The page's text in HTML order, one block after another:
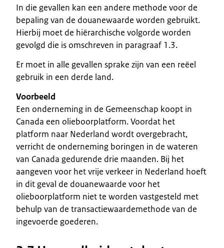
In die gevallen kan een andere methode voor de
bepaling van de douanewaarde worden gebruikt.
Hierbij moet de hiërarchische volgorde worden
gevolgd die is omschreven in paragraaf 1.3.
Er moet in alle gevallen sprake zijn van een reëel
gebruik in een derde land.
Voorbeeld
Een onderneming in de Gemeenschap koopt in
Canada een olieboorplatform. Voordat het
platform naar Nederland wordt overgebracht,
verricht de onderneming boringen in de wateren
van Canada gedurende drie maanden. Bij het
aangeven voor het vrije verkeer in Nederland hoeft
in dit geval de douanewaarde voor het
olieboorplatform niet te worden vastgesteld met
behulp van de transactiewaardemethode van de
ingevoerde goederen.